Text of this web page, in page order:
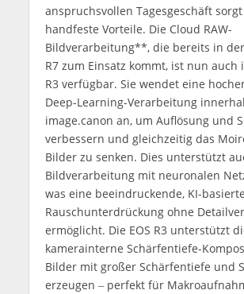
anspruchsvollen Tagesgeschäft
handfeste Vorteile. Die Cloud RAW-
Bildverarbeitung**, die bereits in der
R7 zum Einsatz kommt, ist nun auch
R3 verfügbar. Sie wendet eine
Deep-Learning-Verarbeitung
image.canon an, um Auflösung und
verbessern und gleichzeitig das
Bilder zu senken. Dies unterstützt
Bildverarbeitung mit neuronalen
was eine beeindruckende, KI-basierte
Rauschunterdrückung ohne
ermöglicht. Die EOS R3 unterstützt
kamerainterne Schärfentiefe-
Bilder mit großer Schärfentiefe und
erzeugen ‒ perfekt für